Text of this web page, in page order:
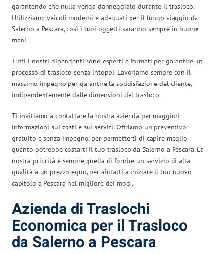
garantendo che nulla venga danneggiato durante il trasloco.
Utilizziamo veicoli moderni e adeguati per il lungo viaggio da
Salerno a Pescara, così i tuoi oggetti saranno sempre in buone
mani.
Tutti i nostri dipendenti sono esperti e formati per garantire un
processo di trasloco senza intoppi. Lavoriamo sempre con il
massimo impegno per garantire la soddisfazione del cliente,
indipendentemente dalle dimensioni del trasloco.
Ti invitiamo a contattare la nostra azienda per maggiori
informazioni sui costi e sui servizi. Offriamo un preventivo
gratuito e senza impegno, per permetterti di capire meglio
quanto potrebbe costarti il tuo trasloco da Salerno a Pescara. La
nostra priorità è sempre quella di fornire un servizio di alta
qualità a un prezzo equo, per aiutarti a iniziare il tuo nuovo
capitolo a Pescara nel migliore dei modi.
Azienda di Traslochi
Economica per il Trasloco
da Salerno a Pescara